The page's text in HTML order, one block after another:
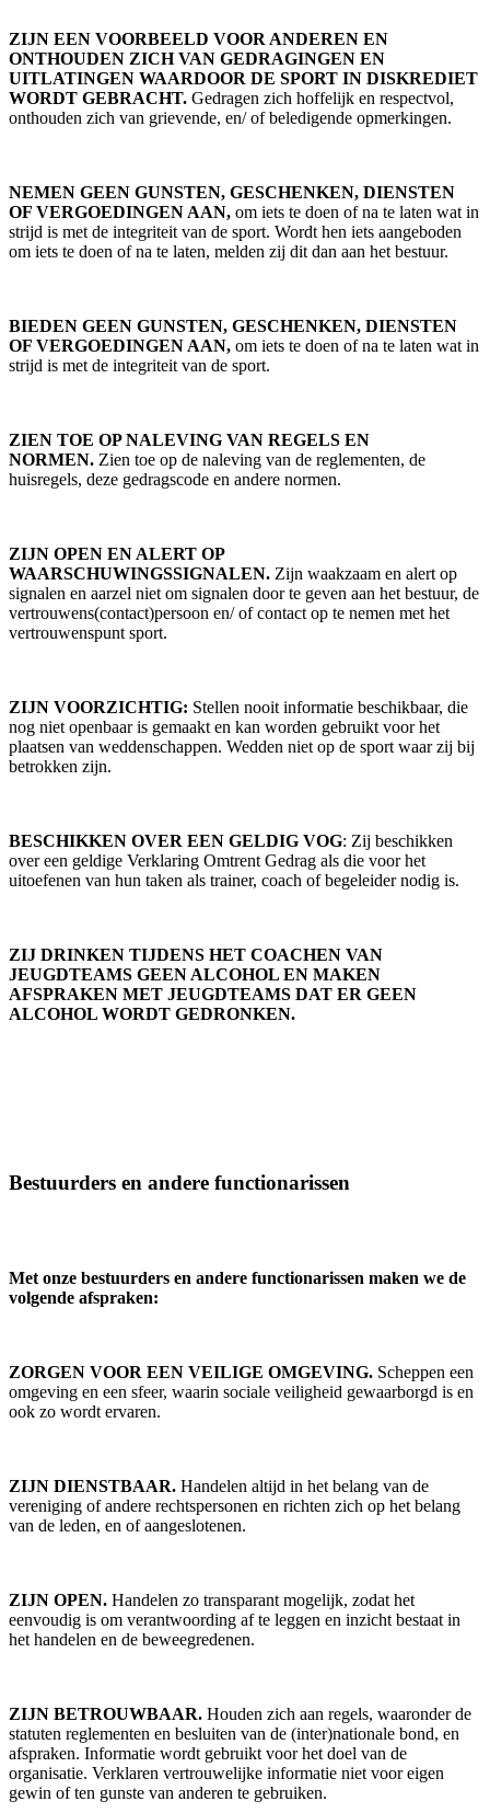
ZIJN EEN VOORBEELD VOOR ANDEREN EN
ONTHOUDEN ZICH VAN GEDRAGINGEN EN
UITLATINGEN WAARDOOR DE SPORT IN DISKREDIET
WORDT GEBRACHT. Gedragen zich hoffelijk en respectvol,
onthouden zich van grievende, en/ of beledigende opmerkingen.
NEMEN GEEN GUNSTEN, GESCHENKEN, DIENSTEN
OF VERGOEDINGEN AAN, om iets te doen of na te laten wat in
strijd is met de integriteit van de sport. Wordt hen iets aangeboden
om iets te doen of na te laten, melden zij dit dan aan het bestuur.
BIEDEN GEEN GUNSTEN, GESCHENKEN, DIENSTEN
OF VERGOEDINGEN AAN, om iets te doen of na te laten wat in
strijd is met de integriteit van de sport.
ZIEN TOE OP NALEVING VAN REGELS EN
NORMEN. Zien toe op de naleving van de reglementen, de
huisregels, deze gedragscode en andere normen.
ZIJN OPEN EN ALERT OP
WAARSCHUWINGSSIGNALEN. Zijn waakzaam en alert op
signalen en aarzel niet om signalen door te geven aan het bestuur, de
vertrouwens(contact)persoon en/ of contact op te nemen met het
vertrouwenspunt sport.
ZIJN VOORZICHTIG: Stellen nooit informatie beschikbaar, die
nog niet openbaar is gemaakt en kan worden gebruikt voor het
plaatsen van weddenschappen. Wedden niet op de sport waar zij bij
betrokken zijn.
BESCHIKKEN OVER EEN GELDIG VOG: Zij beschikken
over een geldige Verklaring Omtrent Gedrag als die voor het
uitoefenen van hun taken als trainer, coach of begeleider nodig is.
ZIJ DRINKEN TIJDENS HET COACHEN VAN
JEUGDTEAMS GEEN ALCOHOL EN MAKEN
AFSPRAKEN MET JEUGDTEAMS DAT ER GEEN
ALCOHOL WORDT GEDRONKEN.
Bestuurders en andere functionarissen
Met onze bestuurders en andere functionarissen maken we de
volgende afspraken:
ZORGEN VOOR EEN VEILIGE OMGEVING. Scheppen een
omgeving en een sfeer, waarin sociale veiligheid gewaarborgd is en
ook zo wordt ervaren.
ZIJN DIENSTBAAR. Handelen altijd in het belang van de
vereniging of andere rechtspersonen en richten zich op het belang
van de leden, en of aangeslotenen.
ZIJN OPEN. Handelen zo transparant mogelijk, zodat het
eenvoudig is om verantwoording af te leggen en inzicht bestaat in
het handelen en de beweegredenen.
ZIJN BETROUWBAAR. Houden zich aan regels, waaronder de
statuten reglementen en besluiten van de (inter)nationale bond, en
afspraken. Informatie wordt gebruikt voor het doel van de
organisatie. Verklaren vertrouwelijke informatie niet voor eigen
gewin of ten gunste van anderen te gebruiken.